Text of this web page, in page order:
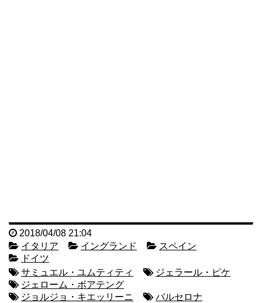
2018/04/08 21:04
イタリア
イングランド
スペイン
ドイツ
サミュエル・ユムティティ
ジェラール・ピケ
ジェローム・ボアテング
ジョルジョ・キエッリーニ
バルセロナ